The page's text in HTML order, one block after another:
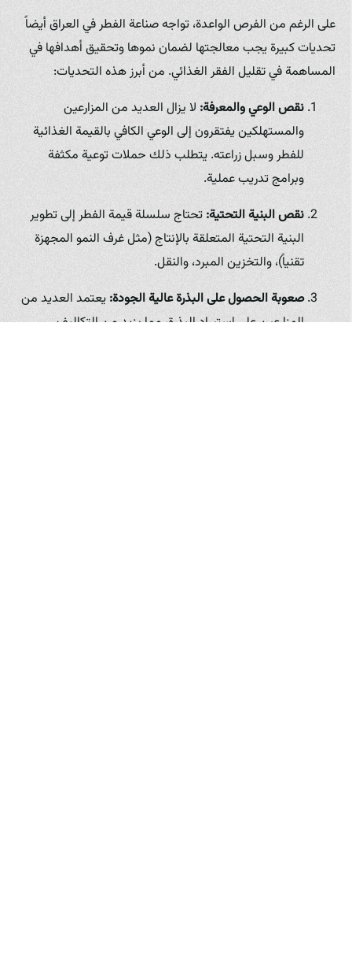
على الرغم من الفرص الواعدة، تواجه صناعة الفطر في العراق أيضاً
تحديات كبيرة يجب معالجتها لضمان نموها وتحقيق أهدافها في
المساهمة في تقليل الفقر الغذائي. من أبرز هذه التحديات:
نقص الوعي والمعرفة:لا يزال العديد من المزارعين
والمستهلكين يفتقرون إلى الوعي الكافي بالقيمة الغذائية
للفطر وسبل زراعته. يتطلب ذلك حملات توعية مكثفة
وبرامج تدريب عملية.
نقص البنية التحتية:تحتاج سلسلة قيمة الفطر إلى تطوير
البنية التحتية المتعلقة بالإنتاج (مثل غرف النمو المجهزة
تقنياً)، والتخزين المبرد، والنقل.
صعوبة الحصول على البذرة عالية الجودة:يعتمد العديد من
المزارعين على استيراد البذرة، مما يزيد من التكاليف